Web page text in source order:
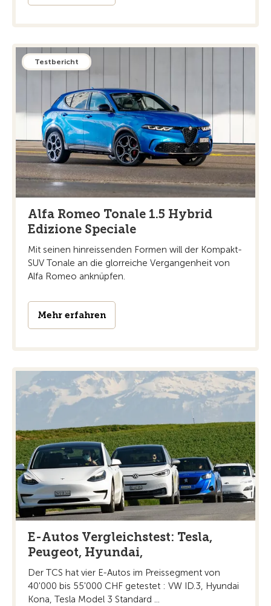
Testbericht
Alfa Romeo Tonale 1.5 Hybrid
Edizione Speciale
Mit seinen hinreissenden Formen will der Kompakt-
SUV Tonale an die glorreiche Vergangenheit von
Alfa Romeo anknüpfen.
Mehr erfahren
E-Autos Vergleichstest: Tesla,
Peugeot, Hyundai,
Der TCS hat vier E-Autos im Preissegment von
40'000 bis 55'000 CHF getestet : VW ID.3, Hyundai
Kona, Tesla Model 3 Standard ...